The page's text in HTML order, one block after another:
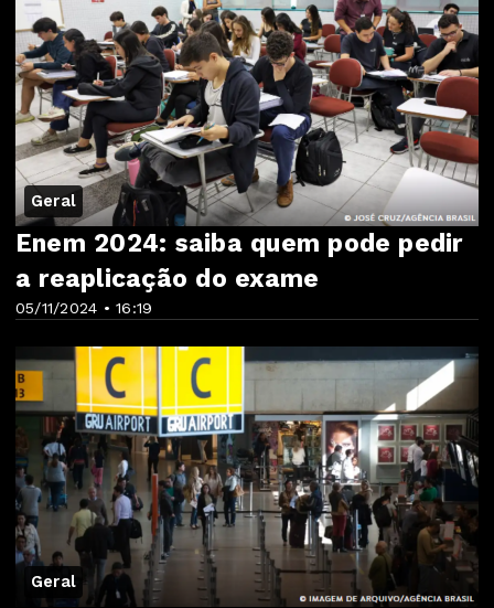
Geral
05/11/2024 • 16:19
Enem 2024: saiba quem pode pedir
a reaplicação do exame
Geral